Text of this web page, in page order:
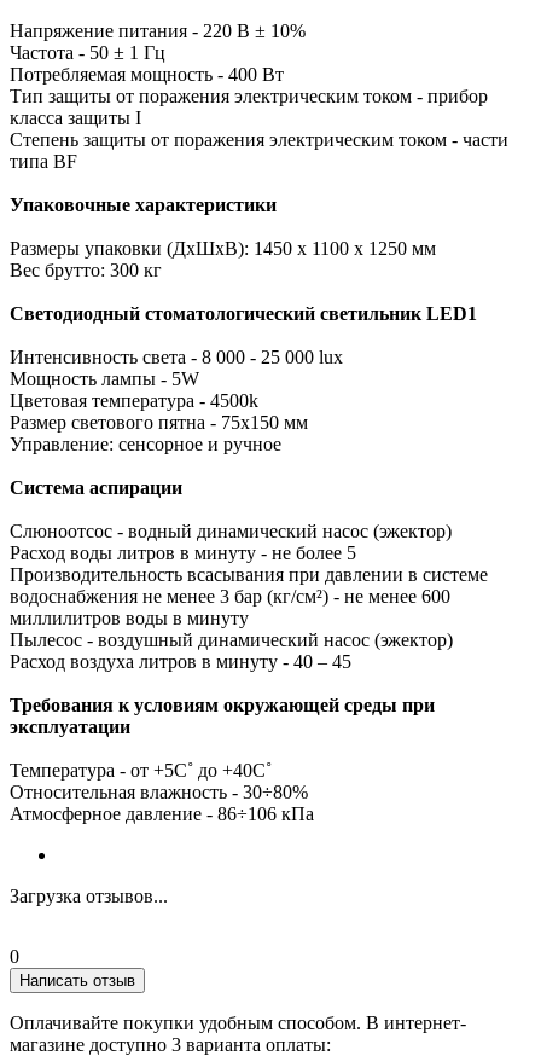
Напряжение питания - 220 В ± 10%
Частота - 50 ± 1 Гц
Потребляемая мощность - 400 Вт
Тип защиты от поражения электрическим током - прибор
класса защиты I
Степень защиты от поражения электрическим током - части
типа BF
Упаковочные характеристики
Размеры упаковки (ДхШхВ): 1450 x 1100 x 1250 мм
Вес брутто: 300 кг
Светодиодный стоматологический светильник LED1
Интенсивность света - 8 000 - 25 000 lux
Мощность лампы - 5W
Цветовая температура - 4500k
Размер светового пятна - 75x150 мм
Управление: сенсорное и ручное
Система аспирации
Слюноотсос - водный динамический насос (эжектор)
Расход воды литров в минуту - не более 5
Производительность всасывания при давлении в системе
водоснабжения не менее 3 бар (кг/см²) - не менее 600
миллилитров воды в минуту
Пылесос - воздушный динамический насос (эжектор)
Расход воздуха литров в минуту - 40 – 45
Требования к условиям окружающей среды при
эксплуатации
Температура - от +5С˚ до +40С˚
Относительная влажность - 30÷80%
Атмосферное давление - 86÷106 кПа
Загрузка отзывов...
0
Написать отзыв
Оплачивайте покупки удобным способом. В интернет-
магазине доступно 3 варианта оплаты: